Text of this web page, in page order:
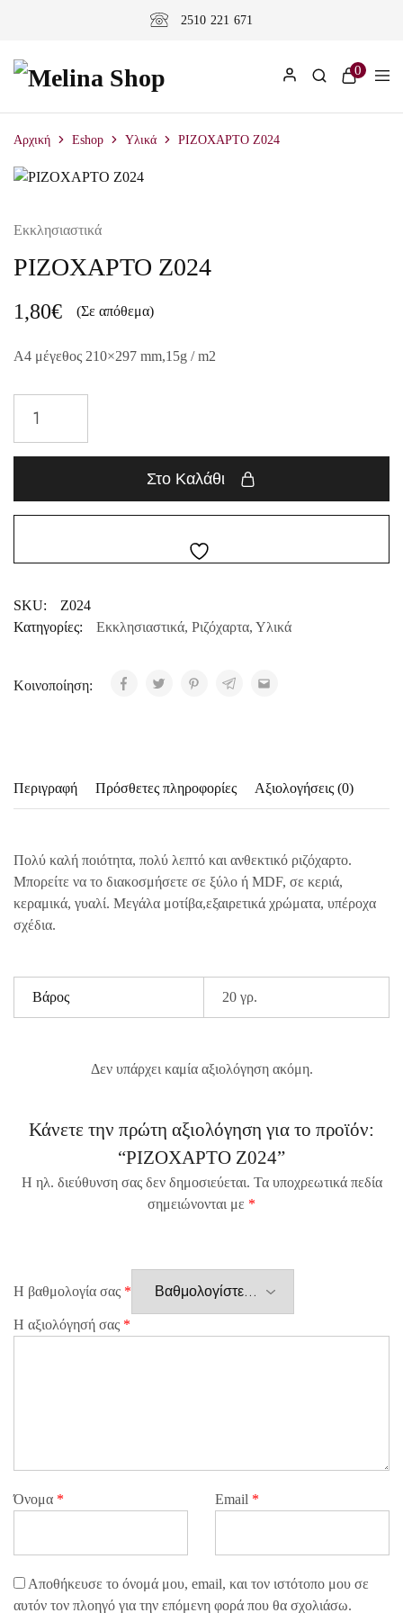
2510 221 671
0
Αρχική Eshop Υλικά ΡΙΖΟΧΑΡΤΟ Z024
Εκκλησιαστικά
ΡΙΖΟΧΑΡΤΟ Z024
1,80€ (Σε απόθεμα)
A4 μέγεθος 210×297 mm,15g / m2
Στο Καλάθι
SKU:
Z024
Κατηγορίες:
Εκκλησιαστικά, Ριζόχαρτα, Υλικά
Κοινοποίηση:
Περιγραφή Πρόσθετες πληροφορίες Αξιολογήσεις (0)
Πολύ καλή ποιότητα, πολύ λεπτό και ανθεκτικό ριζόχαρτο.
Μπορείτε να το διακοσμήσετε σε ξύλο ή MDF, σε κεριά,
κεραμικά, γυαλί. Μεγάλα μοτίβα,εξαιρετικά χρώματα, υπέροχα
σχέδια.
Βάρος 20 γρ.
Δεν υπάρχει καμία αξιολόγηση ακόμη.
Κάνετε την πρώτη αξιολόγηση για το προϊόν:
“ΡΙΖΟΧΑΡΤΟ Z024”
Η ηλ. διεύθυνση σας δεν δημοσιεύεται. Τα υποχρεωτικά πεδία
σημειώνονται με *
Η βαθμολογία σας *
Η αξιολόγησή σας *
Όνομα * Email *
Αποθήκευσε το όνομά μου, email, και τον ιστότοπο μου σε
αυτόν τον πλοηγό για την επόμενη φορά που θα σχολιάσω.